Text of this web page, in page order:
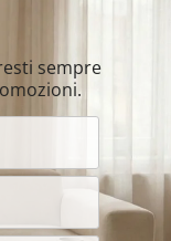
sempre